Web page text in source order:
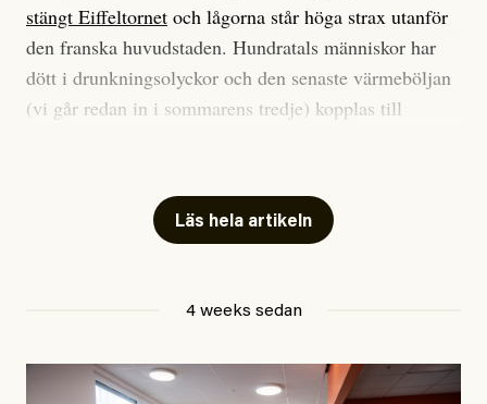
stängt Eiffeltornet och lågorna står höga strax utanför
den franska huvudstaden. Hundratals människor har
dött i drunkningsolyckor och den senaste värmeböljan
(vi går redan in i sommarens tredje) kopplas till
Har du också panik i hettan? Känns det som en
mardröm? Bra, allt annat vore fullständigt orimligt.
att han brukar vara ganska återhållsam när han
september 2023, när de globala temperaturerna för
Läs hela artikeln
4 weeks sedan